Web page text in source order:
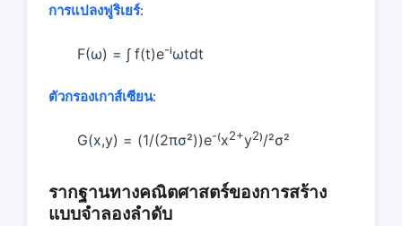
การแปลงฟูริเยร์:
F(ω) = ∫ f(t)e-ⁱωtdt
ตัวกรองเกาส์เซียน:
G(x,y) = (1/(2πσ²))e-⁽x2+y2⁾/²σ²
รากฐานทางคณิตศาสตร์ของการสร้าง
แบบจําลองลําดับ